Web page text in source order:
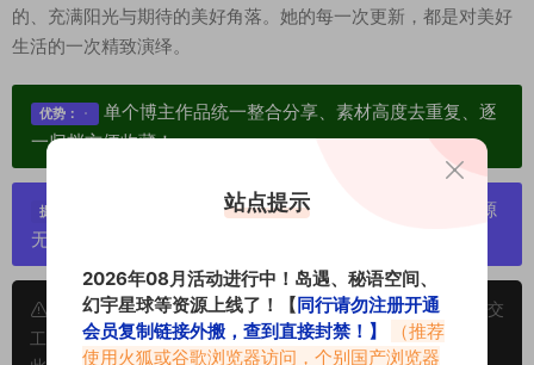
的、充满阳光与期待的美好角落。她的每一次更新，都是对美好
生活的一次精致演绎。
优势：
单个博主作品统一整合分享、素材高度去重复、逐
一归档方便收藏！
提示：
严禁搬运资源链接，一经发现封号处理，素材资源
无露点、需求请绕道，关闭本站网页！
申明：本文资源均来源网友分享，若侵犯了您的权限可以提交
工单处理。
站点提示
2026年08月活动进行中！岛遇、秘语空间、
幻宇星球等资源上线了！【同行请勿注册开通
会员复制链接外搬，查到直接封禁！】
（推荐
使用火狐或谷歌浏览器访问，个别国产浏览器